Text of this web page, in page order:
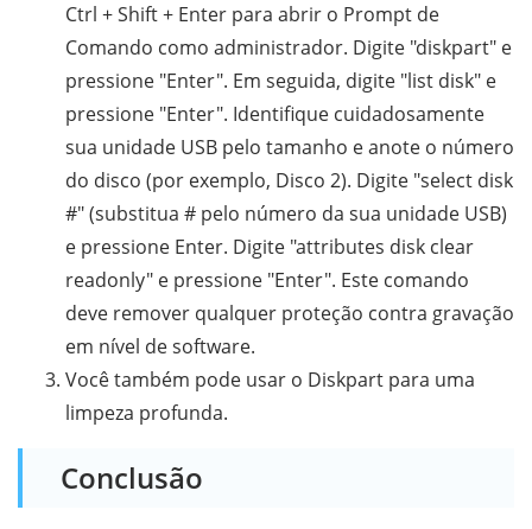
Ctrl + Shift + Enter para abrir o Prompt de
Comando como administrador. Digite "diskpart" e
pressione "Enter". Em seguida, digite "list disk" e
pressione "Enter". Identifique cuidadosamente
sua unidade USB pelo tamanho e anote o número
do disco (por exemplo, Disco 2). Digite "select disk
#" (substitua # pelo número da sua unidade USB)
e pressione Enter. Digite "attributes disk clear
readonly" e pressione "Enter". Este comando
deve remover qualquer proteção contra gravação
em nível de software.
Você também pode usar o Diskpart para uma
limpeza profunda.
Conclusão